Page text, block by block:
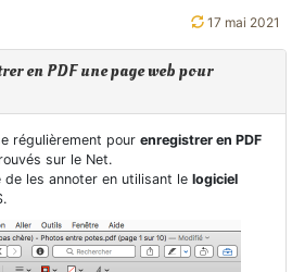
17 mai 2021
en PDF une page web pour
régulièrement pour enregistrer en PDF
sur le Net.
les annoter en utilisant le logiciel